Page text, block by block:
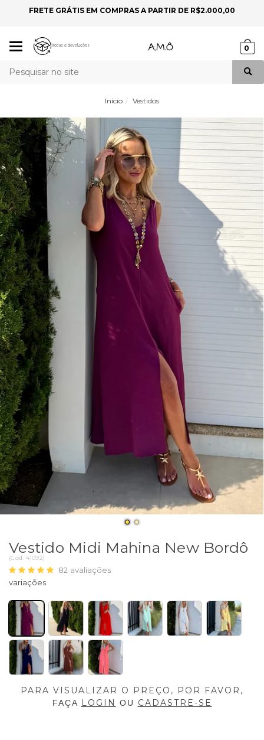
FRETE GRÁTIS EM COMPRAS A PARTIR DE R$2.000,00
Mudar
Trocas e devoluções 0
Início Vestidos
Vestido Midi Mahina New Bordô
(Cód. 41092)
82 avaliações
PARA VISUALIZAR O PREÇO, POR FAVOR,
FAÇA LOGIN OU CADASTRE-SE